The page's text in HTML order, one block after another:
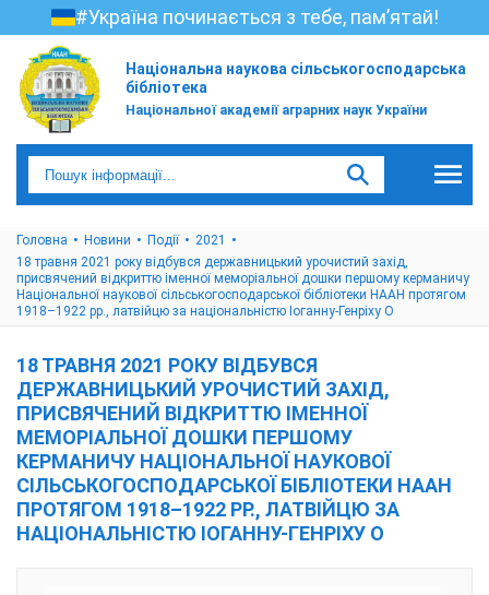
#Україна починається з тебе, пам’ятай!
Національна наукова сільськогосподарська
бібліотека
Національної академії аграрних наук України
Головна Новини Події
2021
18 травня 2021 року відбувся державницький урочистий захід,
присвячений відкриттю іменної меморіальної дошки першому керманичу
Національної наукової сільськогосподарської бібліотеки НААН протягом
1918–1922 рр., латвійцю за національністю Іоганну-Генріху О
18 ТРАВНЯ 2021 РОКУ ВІДБУВСЯ
ДЕРЖАВНИЦЬКИЙ УРОЧИСТИЙ ЗАХІД,
ПРИСВЯЧЕНИЙ ВІДКРИТТЮ ІМЕННОЇ
МЕМОРІАЛЬНОЇ ДОШКИ ПЕРШОМУ
КЕРМАНИЧУ НАЦІОНАЛЬНОЇ НАУКОВОЇ
СІЛЬСЬКОГОСПОДАРСЬКОЇ БІБЛІОТЕКИ НААН
ПРОТЯГОМ 1918–1922 РР., ЛАТВІЙЦЮ ЗА
НАЦІОНАЛЬНІСТЮ ІОГАННУ-ГЕНРІХУ О